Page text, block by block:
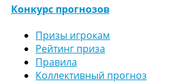
Конкурс прогнозов
Призы игрокам
Рейтинг приза
Правила
Коллективный прогноз